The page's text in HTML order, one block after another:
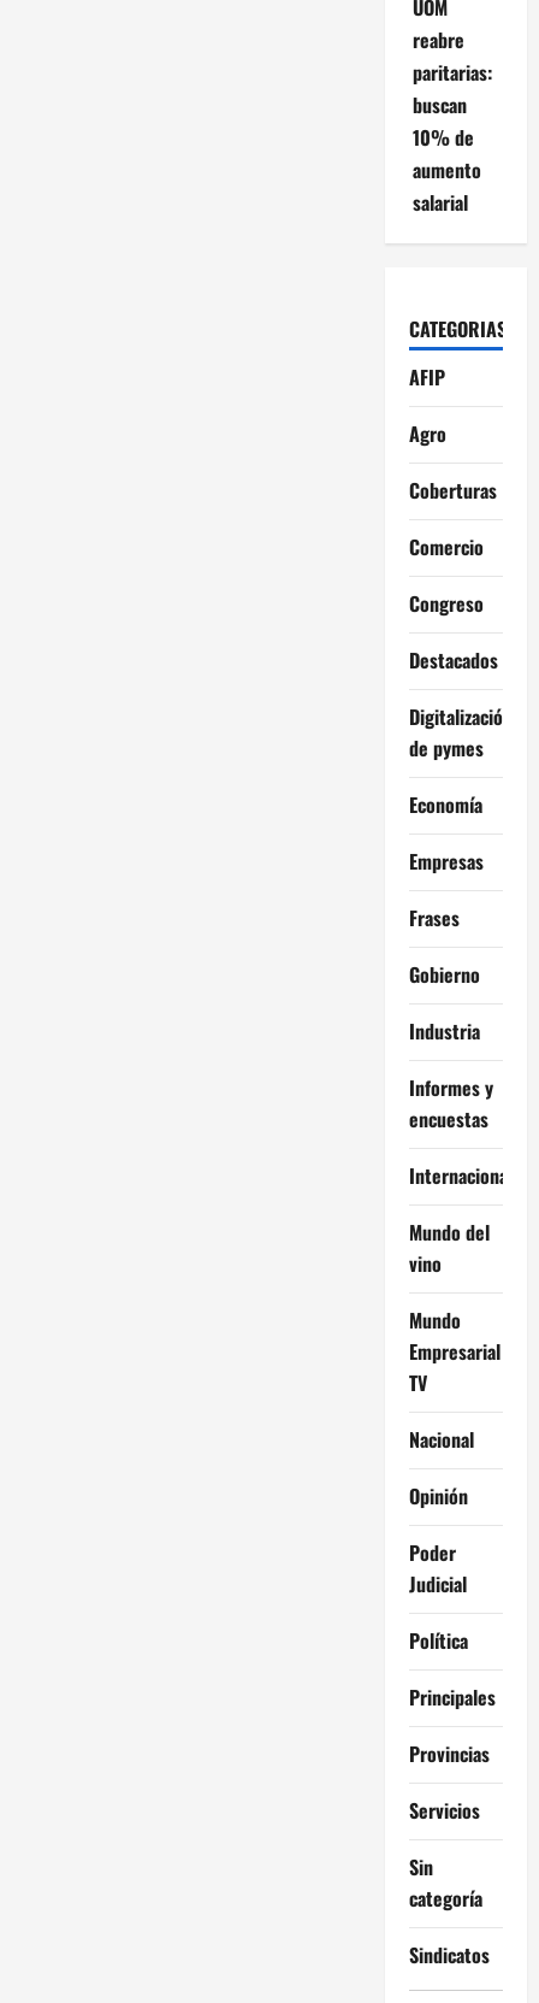
UOM
reabre
paritarias:
buscan
10% de
aumento
salarial
CATEGORIAS
AFIP
Agro
Coberturas
Comercio
Congreso
Destacados
Digitalización
de pymes
Economía
Empresas
Frases
Gobierno
Industria
Informes y
encuestas
Internacional
Mundo del
vino
Mundo
Empresarial
TV
Nacional
Opinión
Poder
Judicial
Política
Principales
Provincias
Servicios
Sin
categoría
Sindicatos